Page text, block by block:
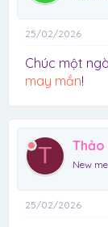
25/02/2026
Chúc một
may mắn!
T Thảo
New
25/02/2026